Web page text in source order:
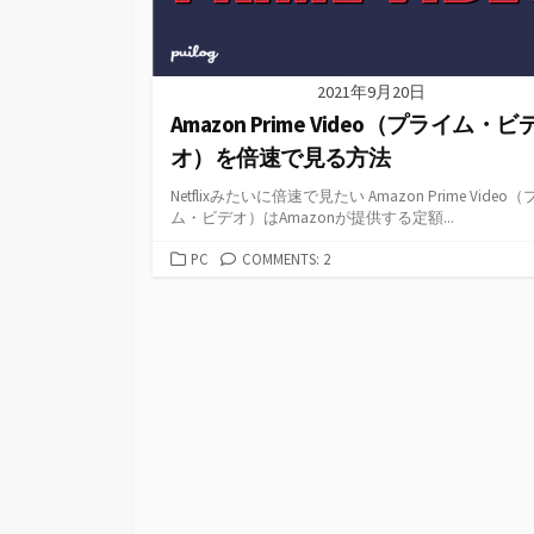
2021年9月20日
Amazon Prime Video（プライム・ビ
オ）を倍速で見る方法
Netflixみたいに倍速で見たい Amazon Prime Video（
ム・ビデオ）はAmazonが提供する定額...
カPC COMMENTS: 2